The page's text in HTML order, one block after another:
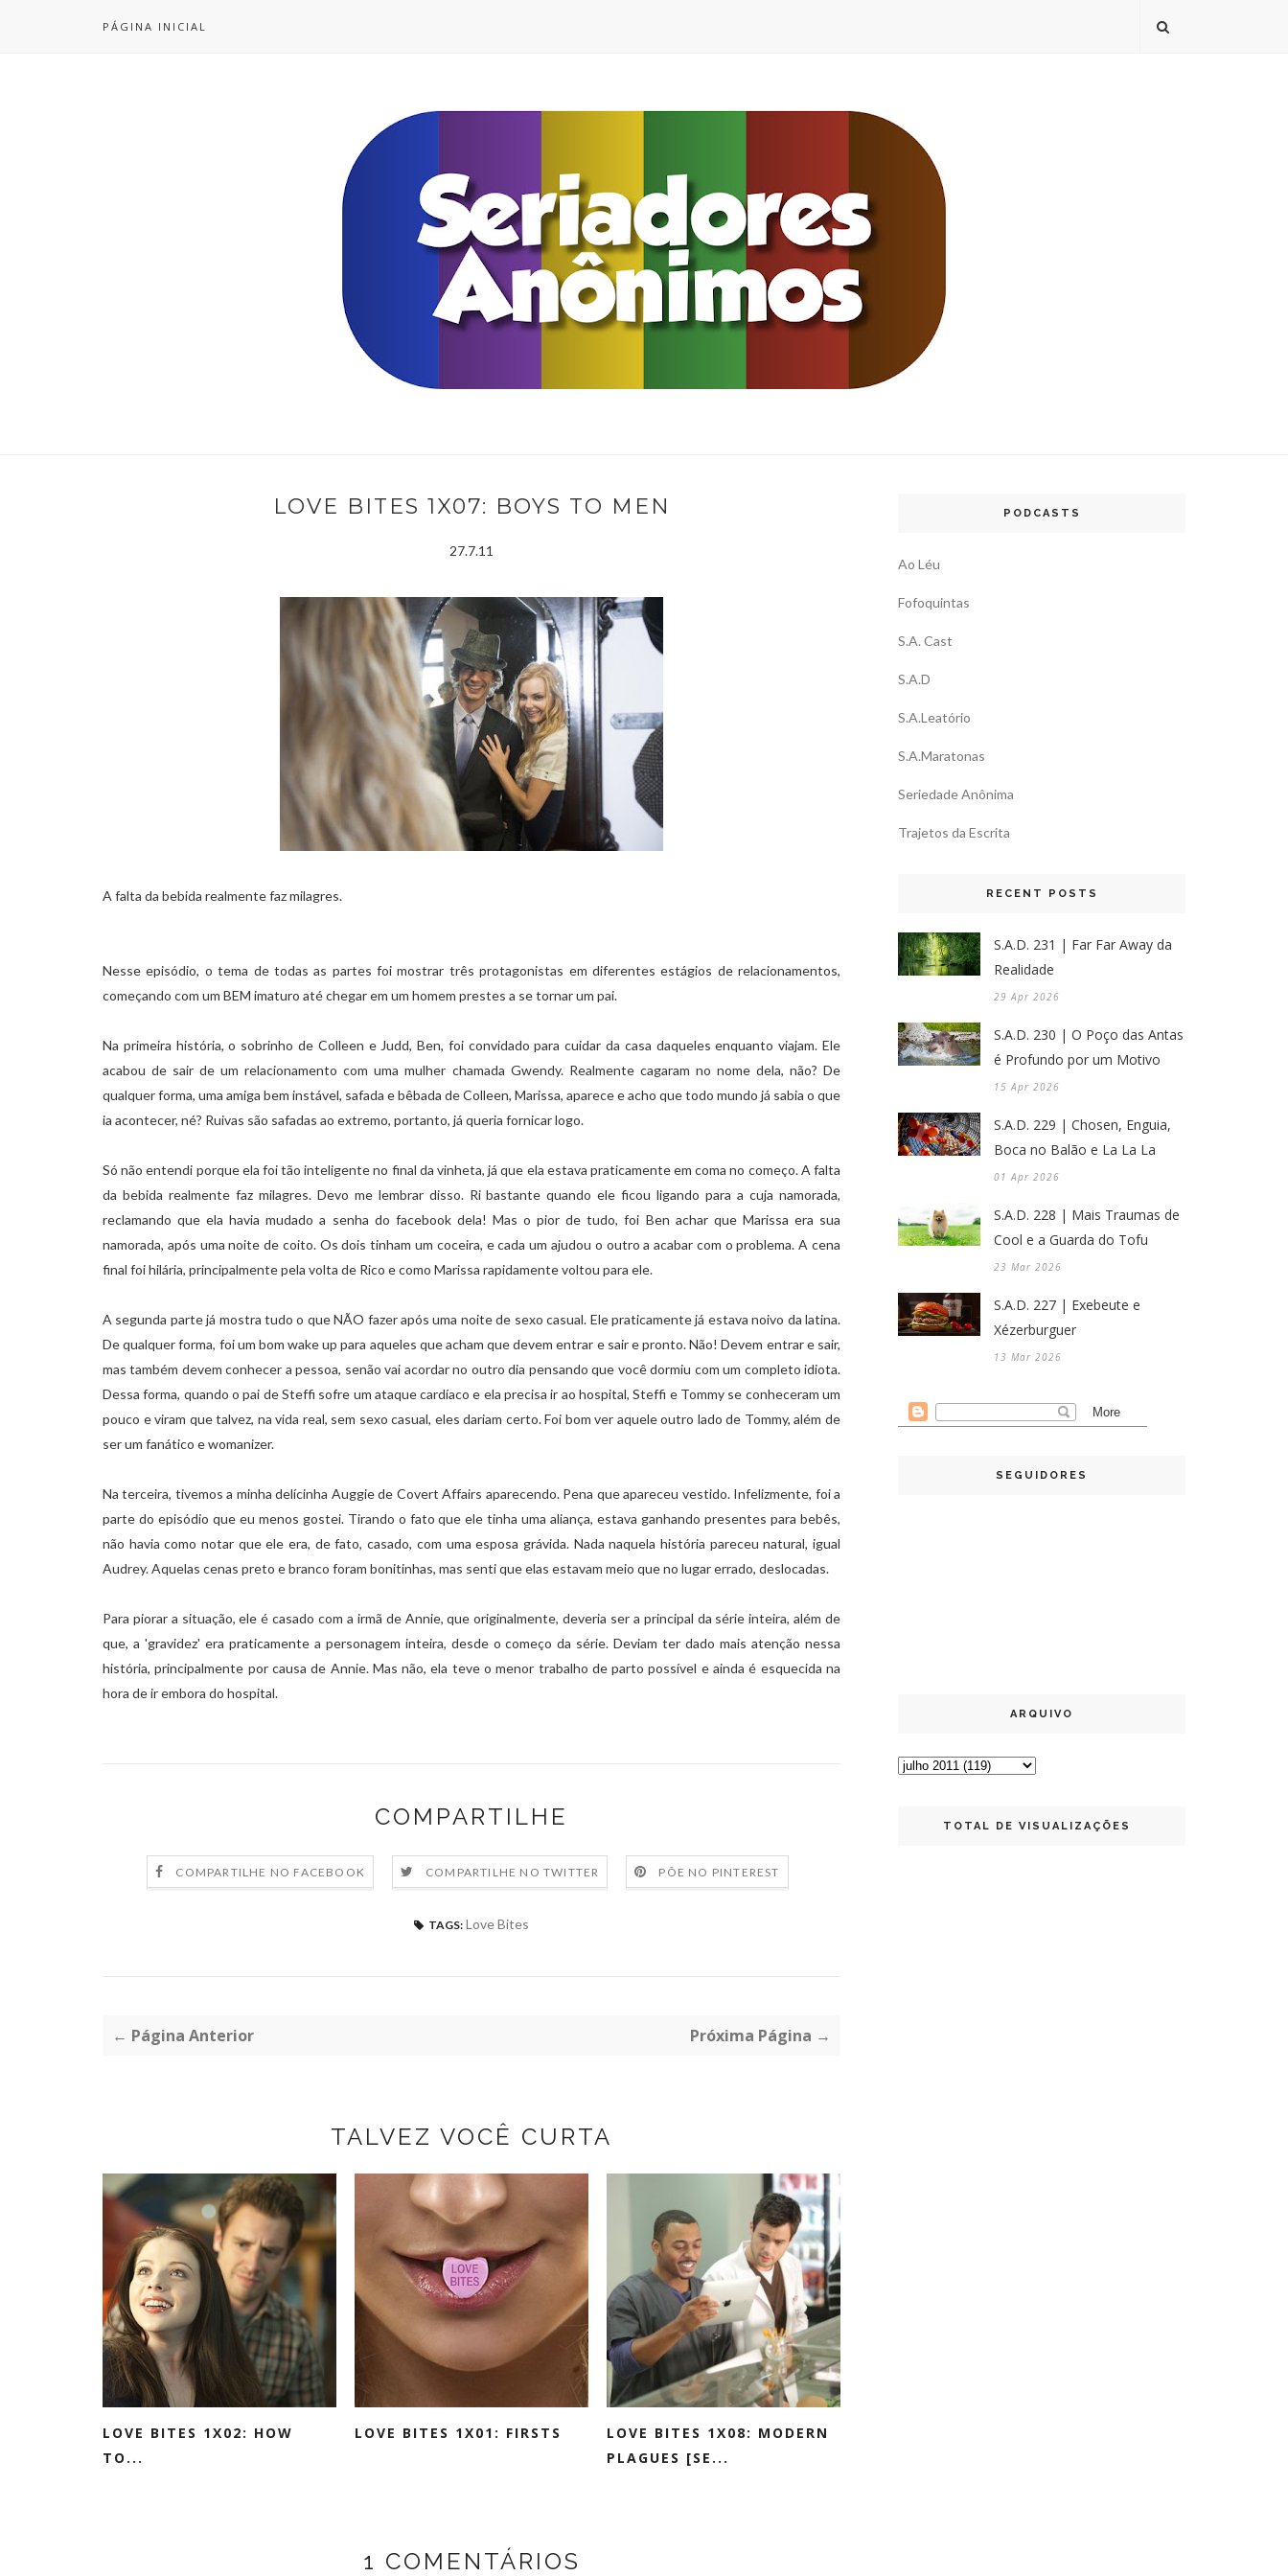
PÁGINA INICIAL
LOVE BITES 1X07: BOYS TO MEN
27.7.11
A falta da bebida realmente faz milagres.
Nesse episódio, o tema de todas as partes foi mostrar três protagonistas em diferentes estágios de relacionamentos,
começando com um BEM imaturo até chegar em um homem prestes a se tornar um pai.
Na primeira história, o sobrinho de Colleen e Judd, Ben, foi convidado para cuidar da casa daqueles enquanto viajam. Ele
acabou de sair de um relacionamento com uma mulher chamada Gwendy. Realmente cagaram no nome dela, não? De
qualquer forma, uma amiga bem instável, safada e bêbada de Colleen, Marissa, aparece e acho que todo mundo já sabia o que
ia acontecer, né? Ruivas são safadas ao extremo, portanto, já queria fornicar logo.
Só não entendi porque ela foi tão inteligente no final da vinheta, já que ela estava praticamente em coma no começo. A falta
da bebida realmente faz milagres. Devo me lembrar disso. Ri bastante quando ele ficou ligando para a cuja namorada,
reclamando que ela havia mudado a senha do facebook dela! Mas o pior de tudo, foi Ben achar que Marissa era sua
namorada, após uma noite de coito. Os dois tinham um coceira, e cada um ajudou o outro a acabar com o problema. A cena
final foi hilária, principalmente pela volta de Rico e como Marissa rapidamente voltou para ele.
A segunda parte já mostra tudo o que NÃO fazer após uma noite de sexo casual. Ele praticamente já estava noivo da latina.
De qualquer forma, foi um bom wake up para aqueles que acham que devem entrar e sair e pronto. Não! Devem entrar e sair,
mas também devem conhecer a pessoa, senão vai acordar no outro dia pensando que você dormiu com um completo idiota.
Dessa forma, quando o pai de Steffi sofre um ataque cardíaco e ela precisa ir ao hospital, Steffi e Tommy se conheceram um
pouco e viram que talvez, na vida real, sem sexo casual, eles dariam certo. Foi bom ver aquele outro lado de Tommy, além de
ser um fanático e womanizer.
Na terceira, tivemos a minha delícinha Auggie de Covert Affairs aparecendo. Pena que apareceu vestido. Infelizmente, foi a
parte do episódio que eu menos gostei. Tirando o fato que ele tinha uma aliança, estava ganhando presentes para bebês,
não havia como notar que ele era, de fato, casado, com uma esposa grávida. Nada naquela história pareceu natural, igual
Audrey. Aquelas cenas preto e branco foram bonitinhas, mas senti que elas estavam meio que no lugar errado, deslocadas.
Para piorar a situação, ele é casado com a irmã de Annie, que originalmente, deveria ser a principal da série inteira, além de
que, a 'gravidez' era praticamente a personagem inteira, desde o começo da série. Deviam ter dado mais atenção nessa
história, principalmente por causa de Annie. Mas não, ela teve o menor trabalho de parto possível e ainda é esquecida na
hora de ir embora do hospital.
COMPARTILHE
COMPARTILHE NO FACEBOOK COMPARTILHE NO TWITTER PÕE NO PINTEREST
TAGS: Love Bites
← Página Anterior Próxima Página →
TALVEZ VOCÊ CURTA
LOVE BITES 1X02: HOW
TO...
LOVE BITES 1X01: FIRSTS
LOVE BITES 1X08: MODERN
PLAGUES [SE...
1 COMENTÁRIOS
PODCASTS
Ao Léu
Fofoquintas
S.A. Cast
S.A.D
S.A.Leatório
S.A.Maratonas
Seriedade Anônima
Trajetos da Escrita
RECENT POSTS
S.A.D. 231 | Far Far Away da
Realidade
29 Apr 2026
S.A.D. 230 | O Poço das Antas
é Profundo por um Motivo
15 Apr 2026
S.A.D. 229 | Chosen, Enguia,
Boca no Balão e La La La
01 Apr 2026
S.A.D. 228 | Mais Traumas de
Cool e a Guarda do Tofu
23 Mar 2026
S.A.D. 227 | Exebeute e
Xézerburguer
13 Mar 2026
SEGUIDORES
ARQUIVO
TOTAL DE VISUALIZAÇÕES